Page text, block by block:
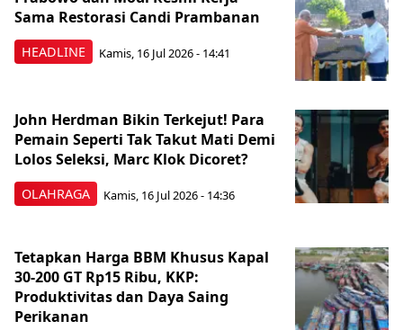
HEADLINE
Sama Restorasi Candi Prambanan
Kamis, 16 Jul 2026 - 14:41
OLAHRAGA
John Herdman Bikin Terkejut! Para
Pemain Seperti Tak Takut Mati Demi
Lolos Seleksi, Marc Klok Dicoret?
Kamis, 16 Jul 2026 - 14:36
Tetapkan Harga BBM Khusus Kapal
30-200 GT Rp15 Ribu, KKP:
Produktivitas dan Daya Saing
Perikanan